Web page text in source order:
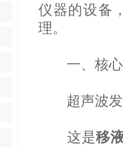
仪器的设备
理。
一、核心
超声波发
这是移